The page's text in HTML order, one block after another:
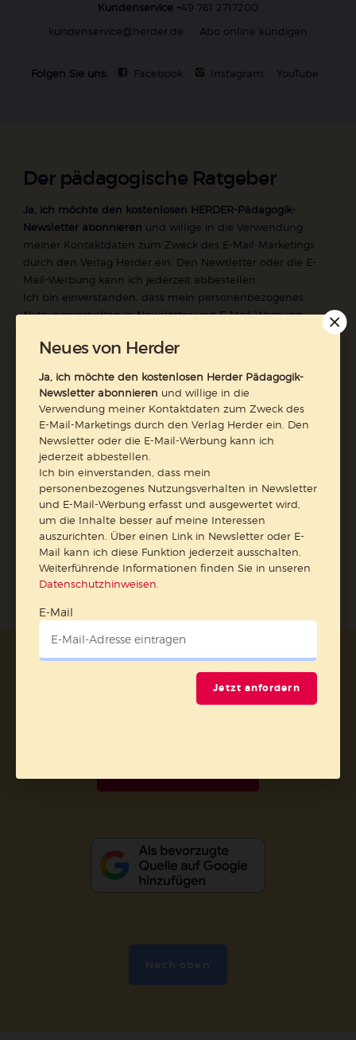
Kundenservice +49 761 2717200
kundenservice@herder.de
Abo online kündigen
Folgen Sie uns: Facebook Instagram YouTube
Der pädagogische Ratgeber
Ja, ich möchte den kostenlosen HERDER-Pädagogik-
Newsletter abonnieren und willige in die Verwendung
meiner Kontaktdaten zum Zweck des E-Mail-Marketings
durch den Verlag Herder ein. Den Newsletter oder die E-
Mail-Werbung kann ich jederzeit abbestellen.
Ich bin einverstanden, dass mein personenbezogenes
Nutzungsverhalten in Newsletter und E-Mail-Werbung
meine Interessen auszurichten. Über einen Link in
ausschalten.
Weiterführende Informationen finden Sie in unseren
Datenschutzhinweisen.
E-Mail
Jetzt anmelden
AGB und Widerrufsbelehrung
Datenschutz
Impressum
Neues von Herder
Ja, ich möchte den kostenlosen Herder Pädagogik-
Newsletter abonnieren und willige in die
Verwendung meiner Kontaktdaten zum Zweck des
E-Mail-Marketings durch den Verlag Herder ein. Den
Newsletter oder die E-Mail-Werbung kann ich
jederzeit abbestellen.
Ich bin einverstanden, dass mein
personenbezogenes Nutzungsverhalten in Newsletter
und E-Mail-Werbung erfasst und ausgewertet wird,
um die Inhalte besser auf meine Interessen
auszurichten. Über einen Link in Newsletter oder E-
Mail kann ich diese Funktion jederzeit ausschalten.
Weiterführende Informationen finden Sie in unseren
Datenschutzhinweisen
E-Mail
Jetzt anfordern